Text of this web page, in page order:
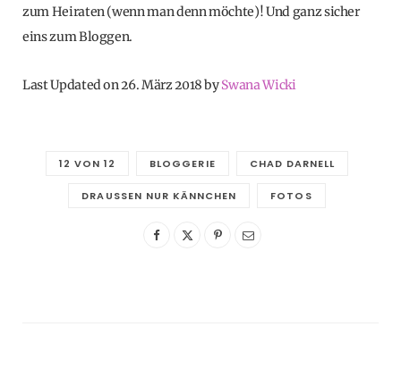
zum Heiraten (wenn man denn möchte)! Und ganz sicher
eins zum Bloggen.
Last Updated on 26. März 2018 bySwana Wicki
12 VON 12 BLOGGERIE CHAD DARNELL
DRAUSSEN NUR KÄNNCHEN FOTOS